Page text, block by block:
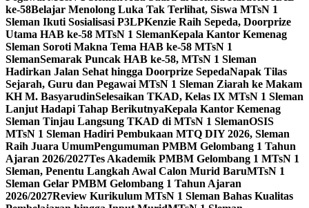
ke-58Belajar Menolong Luka Tak Terlihat, Siswa MTsN 1
Sleman Ikuti Sosialisasi P3LPKenzie Raih Sepeda, Doorprize
Utama HAB ke-58 MTsN 1 SlemanKepala Kantor Kemenag
Sleman Soroti Makna Tema HAB ke-58 MTsN 1
SlemanSemarak Puncak HAB ke-58, MTsN 1 Sleman
Hadirkan Jalan Sehat hingga Doorprize SepedaNapak Tilas
Sejarah, Guru dan Pegawai MTsN 1 Sleman Ziarah ke Makam
KH M. BasyarudinSelesaikan TKAD, Kelas IX MTsN 1 Sleman
Lanjut Hadapi Tahap BerikutnyaKepala Kantor Kemenag
Sleman Tinjau Langsung TKAD di MTsN 1 SlemanOSIS
MTsN 1 Sleman Hadiri Pembukaan MTQ DIY 2026, Sleman
Raih Juara UmumPengumuman PMBM Gelombang 1 Tahun
Ajaran 2026/2027Tes Akademik PMBM Gelombang 1 MTsN 1
Sleman, Penentu Langkah Awal Calon Murid BaruMTsN 1
Sleman Gelar PMBM Gelombang 1 Tahun Ajaran
2026/2027Review Kurikulum MTsN 1 Sleman Bahas Kualitas